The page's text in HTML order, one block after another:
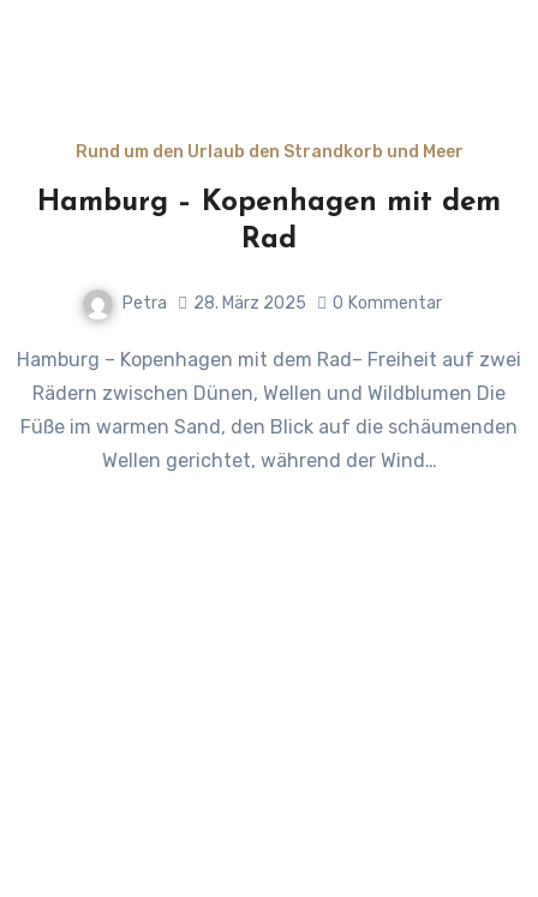
Rund um den Urlaub den Strandkorb und Meer
Hamburg – Kopenhagen mit dem
Rad
Petra 28. März 2025 0 Kommentar
Hamburg – Kopenhagen mit dem Rad– Freiheit auf zwei
Rädern zwischen Dünen, Wellen und Wildblumen Die
Füße im warmen Sand, den Blick auf die schäumenden
Wellen gerichtet, während der Wind…